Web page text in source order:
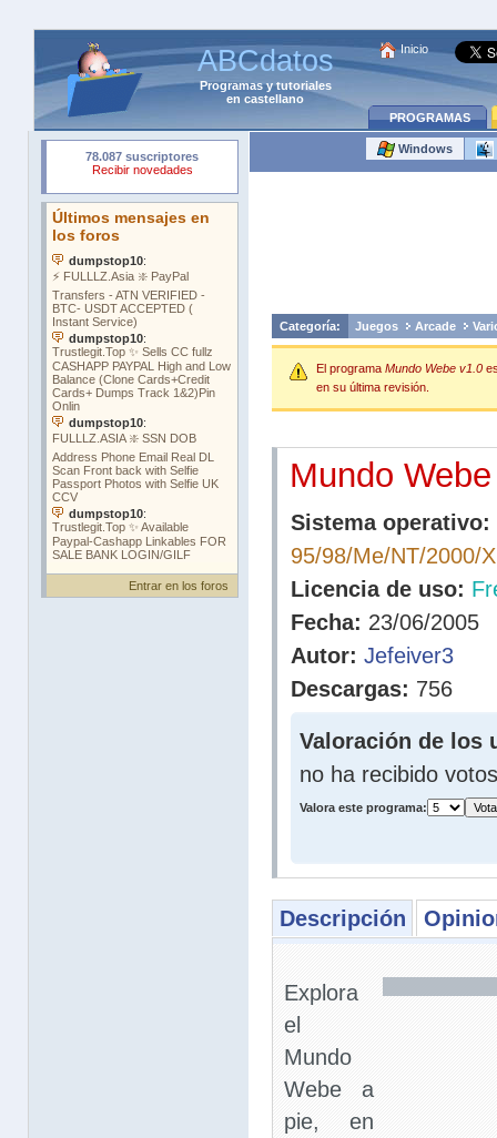
ABCdatos
Programasytutoriales
en castellano
Inicio
PROGRAMAS
Entrar en los foros
Windows
Categoría: Juegos Arcade
El programa Mundo Webe v1.0
en su última revisión.
Mundo
Sistema operativo:
95/98/Me/NT/2000/
Licencia de uso:
Fecha: 23/06/2005
Autor: Jefeiver3
Descargas: 756
Valoración de los
no ha recibido votos
Valora este programa:
Descripción
Explora
el
Mundo
Webe a
pie, en